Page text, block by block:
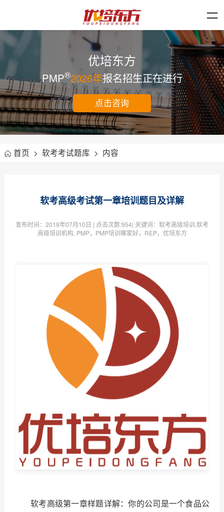
优培东方
PMP®2026年报名招生正在进行
点击咨询
首页 > 软考考试题库 > 内容
软考高级考试第一章培训题目及详解
发布时间： 2019年07月10日 | 点击次数:954| 关键词：软考高级培训,软考
高级培训机构, PMP，PMP培训哪家好，REP，优培东方
软考高级第一章样题详解：你的公司是一个食品公